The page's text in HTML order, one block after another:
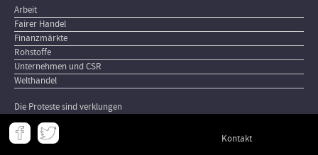
Arbeit
Fairer Handel
Finanzmärkte
Rohstoffe
Unternehmen und CSR
Welthandel
Die Proteste sind verklungen
Meta
- Kontakt